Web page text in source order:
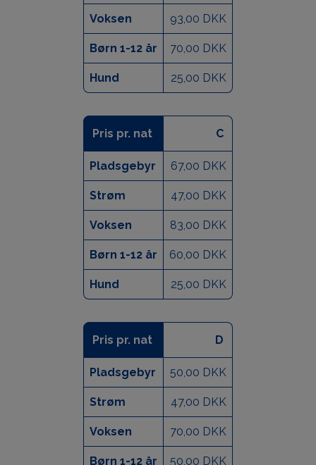
Voksen 93,00 DKK
Børn 1-12 år 70,00 DKK
Hund 25,00 DKK
Pris pr. nat C
Pladsgebyr 67,00 DKK
Strøm 47,00 DKK
Voksen 83,00 DKK
Børn 1-12 år 60,00 DKK
Hund 25,00 DKK
Pris pr. nat D
Pladsgebyr 50,00 DKK
Strøm 47,00 DKK
Voksen 70,00 DKK
Børn 1-12 år 50,00 DKK